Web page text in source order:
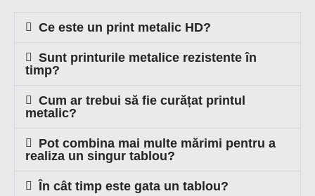
Ce este un print metalic HD?
Sunt printurile metalice rezistente în
timp?
Cum ar trebui să fie curățat printul
metalic?
Pot combina mai multe mărimi pentru a
realiza un singur tablou?
În cât timp este gata un tablou?